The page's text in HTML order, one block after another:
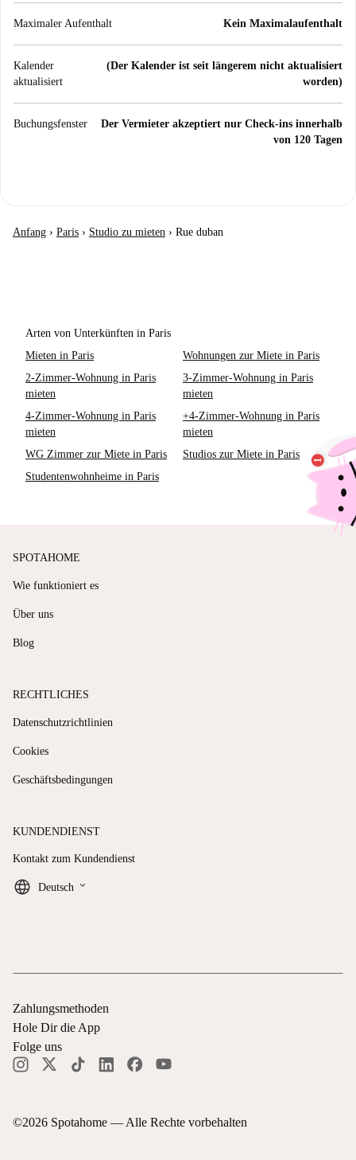
Maximaler Aufenthalt Kein Maximalaufenthalt
Kalender
aktualisiert
(Der Kalender ist seit längerem nicht aktualisiert
worden)
Buchungsfenster
Der Vermieter akzeptiert nur Check-ins innerhalb
von 120 Tagen
Anfang › Paris › Studio zu mieten › Rue duban
Arten von Unterkünften in Paris
Mieten in Paris
Wohnungen zur Miete in Paris
2-Zimmer-Wohnung in Paris
mieten
3-Zimmer-Wohnung in Paris
mieten
4-Zimmer-Wohnung in Paris
mieten
+4-Zimmer-Wohnung in Paris
mieten
WG Zimmer zur Miete in Paris
Studios zur Miete in Paris
Studentenwohnheime in Paris
SPOTAHOME
Wie funktioniert es
Über uns
Blog
RECHTLICHES
Datenschutzrichtlinien
Cookies
Geschäftsbedingungen
KUNDENDIENST
Kontakt zum Kundendienst
Deutsch keyboard_arrow_down
©2026 Spotahome — Alle Rechte vorbehalten
Zahlungsmethoden
Hole Dir die App
Folge uns